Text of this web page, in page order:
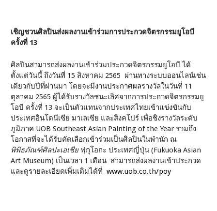
เชิญชวนศิลปินส่งผลงานเข้าร่วมการประกวดจิตรกรรมยูโอบี
ครั้งที่ 13
ศิลปินสามารถส่งผลงานเข้าร่วมประกวดจิตรกรรมยูโอบี ได้
ตั้งแต่วันนี้ ถึงวันที่ 15 สิงหาคม 2565 ผ่านทางระบบออนไลน์เช่น
เดียวกับปีที่ผ่านมา โดยจะมีงานประกาศผลรางวัลในวันที่ 11
ตุลาคม 2565 ผู้ได้รับรางวัลชนะเลิศจากการประกวดจิตรกรรมยู
โอบี ครั้งที่ 13 จะเป็นตัวแทนจากประเทศไทยเข้าแข่งขันกับ
ประเทศอินโดนีเซีย มาเลเซีย และสิงคโปร์ เพื่อชิงรางวัลระดับ
ภูมิภาค UOB Southeast Asian Painting of the Year รวมถึง
โอกาสที่จะได้รับคัดเลือกเข้าร่วมเป็นศิลปินในพำนัก ณ
พิพิธภัณฑ์ศิลปะเอเชีย ฟุกุโอกะ ประเทศญี่ปุ่น (Fukuoka Asian
Art Museum) เป็นเวลา 1 เดือน สามารถส่งผลงานเข้าประกวด
และดูรายละเอียดเพิ่มเติมได้ที่www.uob.co.th/poy